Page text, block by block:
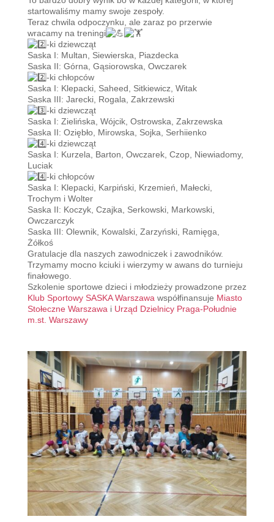
startowaliśmy mamy swoje zespoły.
Teraz chwila odpoczynku, ale zaraz po przerwie
wracamy na treningi
-ki dziewcząt
Saska I: Multan, Siewierska, Piazdecka
Saska II: Górna, Gąsiorowska, Owczarek
-ki chłopców
Saska I: Klepacki, Saheed, Sitkiewicz, Witak
Saska III: Jarecki, Rogala, Zakrzewski
-ki dziewcząt
Saska I: Zielińska, Wójcik, Ostrowska, Zakrzewska
Saska II: Oziębło, Mirowska, Sojka, Serhiienko
-ki dziewcząt
Saska I: Kurzela, Barton, Owczarek, Czop, Niewiadomy,
Luciak
-ki chłopców
Saska I: Klepacki, Karpiński, Krzemień, Małecki,
Trochym i Wolter
Saska II: Koczyk, Czajka, Serkowski, Markowski,
Owczarczyk
Saska III: Olewnik, Kowalski, Zarzyński, Ramięga,
Żółkoś
Gratulacje dla naszych zawodniczek i zawodników.
Trzymamy mocno kciuki i wierzymy w awans do turnieju
finałowego.
Szkolenie sportowe dzieci i młodzieży prowadzone przez
Klub Sportowy SASKA Warszawa współfinansuje Miasto
Stołeczne Warszawa i Urząd Dzielnicy Praga-Południe
m.st. Warszawy